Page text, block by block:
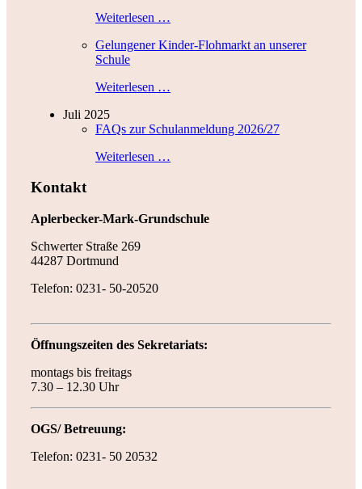
Weiterlesen …
Gelungener Kinder-Flohmarkt an unserer
Schule
Weiterlesen …
Juli 2025
FAQs zur Schulanmeldung 2026/27
Weiterlesen …
Kontakt
Aplerbecker-Mark-Grundschule
Schwerter Straße 269
44287 Dortmund
Telefon: 0231- 50-20520
Öffnungszeiten des Sekretariats:
montags bis freitags
7.30 – 12.30 Uhr
OGS/ Betreuung:
Telefon: 0231- 50 20532